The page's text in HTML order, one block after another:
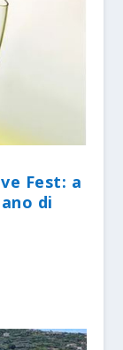
Fest: a
di